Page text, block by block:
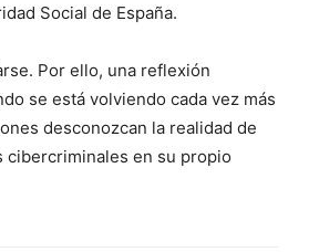
Social de España.
Por ello, una reflexión
se está volviendo cada vez más
desconozcan la realidad de
cibercriminales en su propio